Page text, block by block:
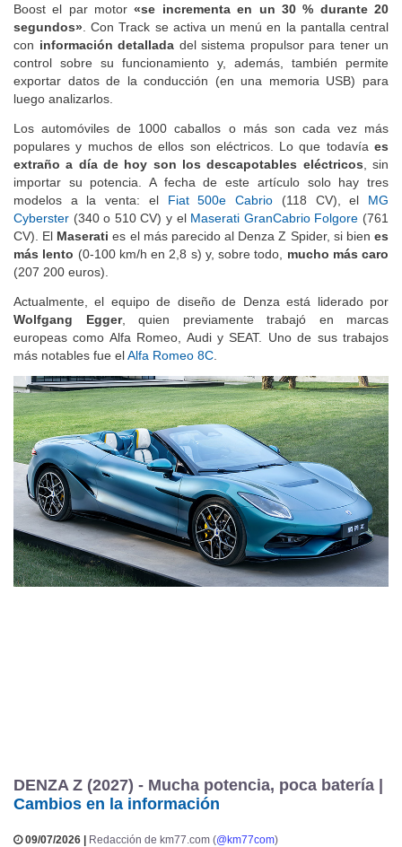
Boost el par motor«se incrementa en un 30 % durante 20
segundos». Con Track se activa un menú en la pantalla central
con información detallada del sistema propulsor para tener un
control sobre su funcionamiento y, además, también permite
exportar datos de la conducción (en una memoria USB) para
luego analizarlos.
Los automóviles de 1000 caballos o más son cada vez más
populares y muchos de ellos son eléctricos. Lo que todavía es
extraño a día de hoy son los descapotables eléctricos, sin
importar su potencia. A fecha de este artículo solo hay tres
modelos a la venta: el Fiat 500e Cabrio (118 CV), el MG
Cyberster (340 o 510 CV) y el Maserati GranCabrio Folgore (761
CV). El Maserati es el más parecido al Denza Z Spider, si bienes
más lento (0-100 km/h en 2,8 s) y, sobre todo, mucho más caro
(207 200 euros).
Actualmente, el equipo de diseño de Denza está liderado por
Wolfgang Egger, quien previamente trabajó en marcas
europeas como Alfa Romeo, Audi y SEAT. Uno de sus trabajos
más notables fue elAlfa Romeo 8C.
DENZA Z (2027) - Mucha potencia, poca batería |
Cambios en la información
09/07/2026 | Redacción de km77.com (@km77com)